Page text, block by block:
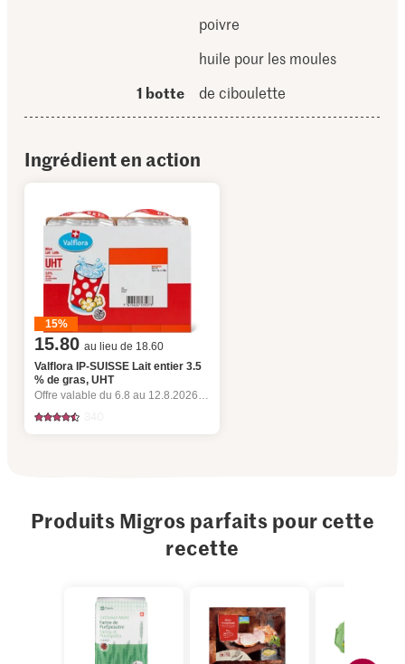
poivre
huile pour les moules
1 botte
de ciboulette
Ingrédient en action
15%
15.80 au lieu de 18.60
Valflora IP-SUISSE Lait entier 3.5
% de gras, UHT
Offre valable du 6.8 au 12.8.2026, jusqu’à épuisement du stock.
Produits Migros parfaits pour cette
recette